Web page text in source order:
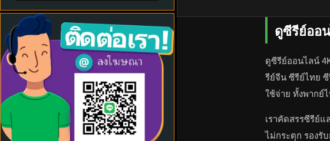
ดูซีรีย์ออ
ดูซีรีย์ออนไลน์
รีย์จีน ซีรีย์ไทย
ใช้จ่าย ทั้งพากย์
เราคัดสรรซีรีย์
ไม่กระตุก รองรั